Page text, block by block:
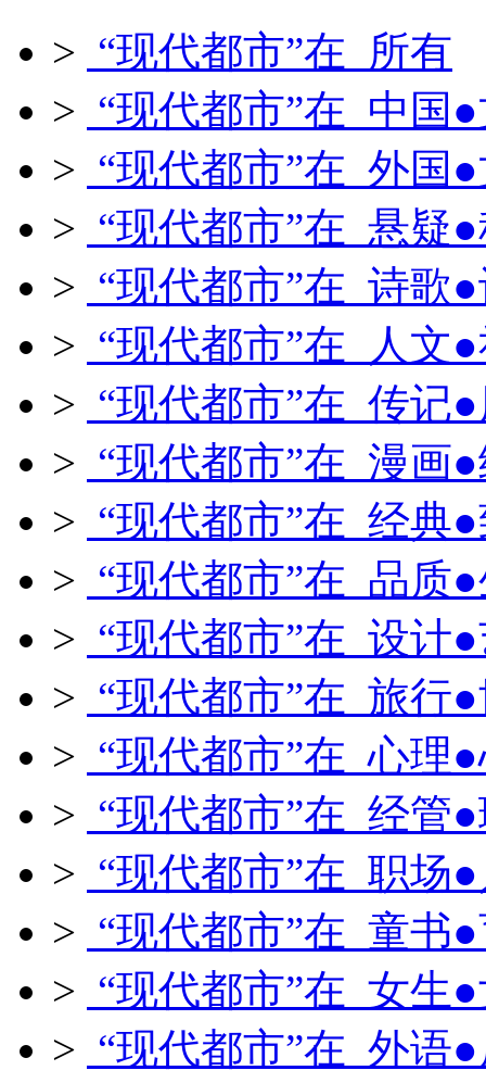
> “现代都市”在 所有
> “现代都市”在 中国
> “现代都市”在 外国
> “现代都市”在 悬疑
> “现代都市”在 诗歌
> “现代都市”在 人文
> “现代都市”在 传记
> “现代都市”在 漫画
> “现代都市”在 经典
> “现代都市”在 品质
> “现代都市”在 设计
> “现代都市”在 旅行
> “现代都市”在 心理
> “现代都市”在 经管
> “现代都市”在 职场
> “现代都市”在 童书
> “现代都市”在 女生
> “现代都市”在 外语